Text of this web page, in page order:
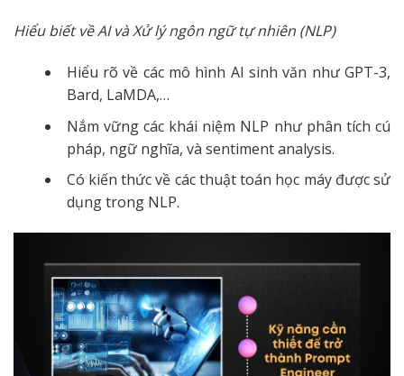
Hiểu biết về AI và Xử lý ngôn ngữ tự nhiên (NLP)
Hiểu rõ về các mô hình AI sinh văn như GPT-3,
Bard, LaMDA,…
Nắm vững các khái niệm NLP như phân tích cú
pháp, ngữ nghĩa, và sentiment analysis.
Có kiến thức về các thuật toán học máy được sử
dụng trong NLP.